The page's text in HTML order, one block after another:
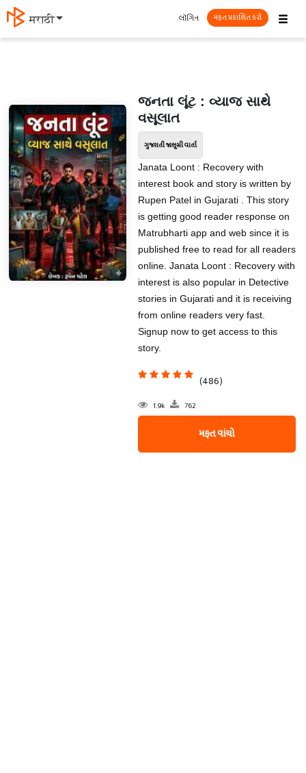
मराठी ☰
લૉગિન મફત પ્રકાશિત કરો
જનતા લૂંટ : વ્યાજ સાથે
વસૂલાત
ગુજરાતી જાસૂસી વાર્તા
Janata Loont : Recovery with
interest book and story is written by
Rupen Patel in Gujarati . This story
is getting good reader response on
Matrubharti app and web since it is
published free to read for all readers
online. Janata Loont : Recovery with
interest is also popular in Detective
stories in Gujarati and it is receiving
from online readers very fast.
Signup now to get access to this
story.
(486)
1.9k 762
મફત વાંચો